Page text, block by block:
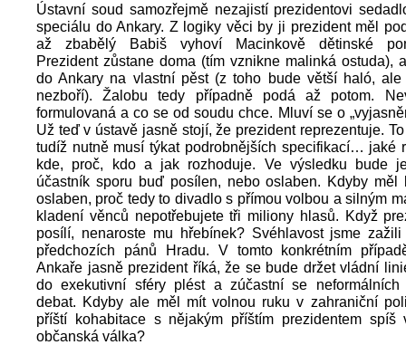
Ústavní soud samozřejmě nezajistí prezidentovi
speciálu do Ankary. Z logiky věci by ji prezident měl
až zbabělý Babiš vyhoví Macinkově dětinské
Prezident zůstane doma (tím vznikne malinká ostuda),
do Ankary na vlastní pěst (z toho bude větší haló,
nezboří). Žalobu tedy případně podá až potom.
formulovaná a co se od soudu chce. Mluví se o
Už teď v ústavě jasně stojí, že prezident reprezentuje.
tudíž nutně musí týkat podrobnějších specifikací… jaké
kde, proč, kdo a jak rozhoduje. Ve výsledku bude
účastník sporu buď posílen, nebo oslaben. Kdyby měl
oslaben, proč tedy to divadlo s přímou volbou a silným
kladení věnců nepotřebujete tři miliony hlasů. Když
posílí, nenaroste mu hřebínek? Svéhlavost jsme
předchozích pánů Hradu. V tomto konkrétním
Ankaře jasně prezident říká, že se bude držet vládní
do exekutivní sféry plést a zúčastní se neformálních
debat. Kdyby ale měl mít volnou ruku v zahraniční
příští kohabitace s nějakým příštím prezidentem spíš
občanská válka?